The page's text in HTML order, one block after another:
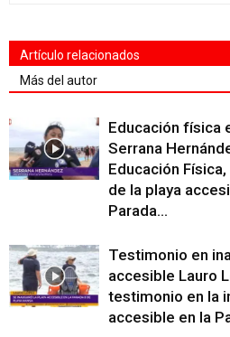
Artículo relacionados
Más del autor
Educación física
Serrana
Educación
de la playa
Parada...
Testimonio en
accesible Lauro
testimonio en la
accesible en la